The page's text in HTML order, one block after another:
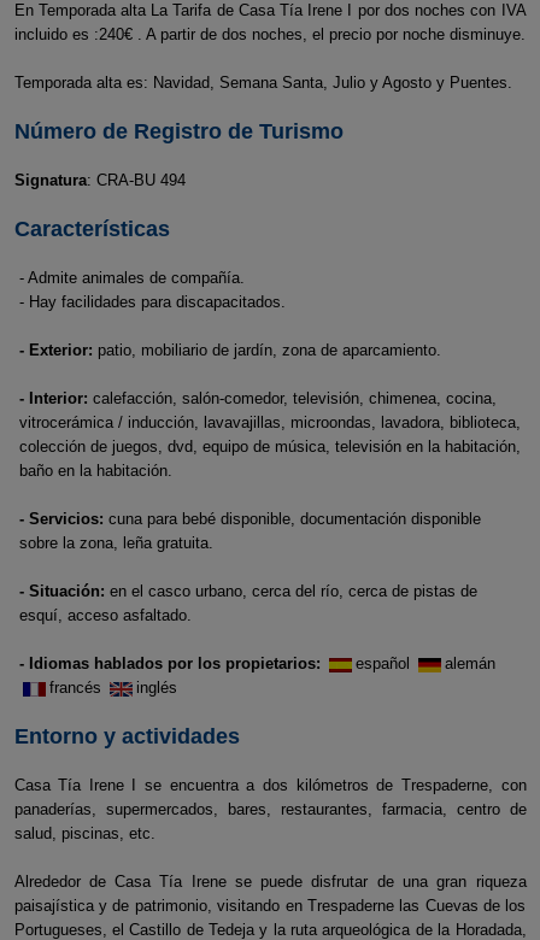
En Temporada alta La Tarifa de Casa Tía Irene I por dos noches con IVA
incluido es :240€ . A partir de dos noches, el precio por noche disminuye.
Temporada alta es: Navidad, Semana Santa, Julio y Agosto y Puentes.
Número de Registro de Turismo
Signatura: CRA-BU 494
Características
- Admite animales de compañía.
- Hay facilidades para discapacitados.
- Exterior: patio, mobiliario de jardín, zona de aparcamiento.
- Interior: calefacción, salón-comedor, televisión, chimenea, cocina,
vitrocerámica / inducción, lavavajillas, microondas, lavadora, biblioteca,
colección de juegos, dvd, equipo de música, televisión en la habitación,
baño en la habitación.
- Servicios: cuna para bebé disponible, documentación disponible
sobre la zona, leña gratuita.
- Situación: en el casco urbano, cerca del río, cerca de pistas de
esquí, acceso asfaltado.
- Idiomas hablados por los propietarios: español
alemán
francés
inglés
Entorno y actividades
Casa Tía Irene I se encuentra a dos kilómetros de Trespaderne, con
panaderías, supermercados, bares, restaurantes, farmacia, centro de
salud, piscinas, etc.
Alrededor de Casa Tía Irene se puede disfrutar de una gran riqueza
paisajística y de patrimonio, visitando en Trespaderne las Cuevas de los
Portugueses, el Castillo de Tedeja y la ruta arqueológica de la Horadada,